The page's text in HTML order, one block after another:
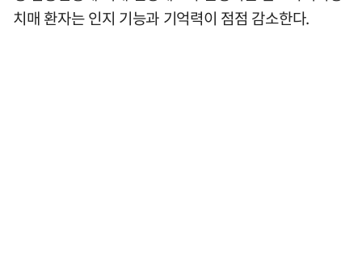
치매 환자는 인지 기능과 기억력이 점점 감소한다.